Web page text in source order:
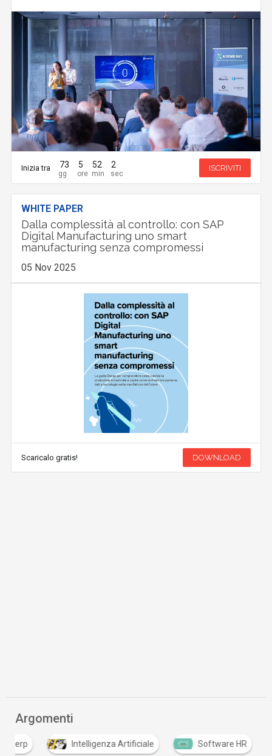
Inizia tra 73 5 52 1 ISCRIVITI
WHITE PAPER
Dalla complessità al controllo: con SAP
Digital Manufacturing uno smart
manufacturing senza compromessi
05 Nov 2025
Scaricalo gratis! DOWNLOAD
Argomenti
erp Intelligenza Artificiale Software HR